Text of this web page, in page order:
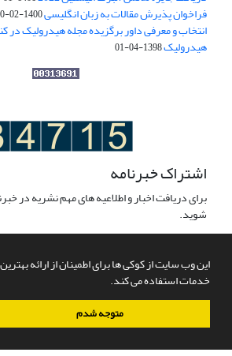
این وب سایت از کوکی ها برای اطمینان از ارائه بهترین
خدمات استفاده می کند.
متوجه شدم
فراخوان پذیرش مقالات به زبان انگلیسی1400-02-30
انتخاب و معرفی داور برگزیده مجله هیدرولیک در
هیدرولیک1398-04-01
اشتراک خبرنامه
برای دریافت اخبار و اطلاعیه های مهم نشریه در
شوید.
سامانه مدیریت نشریات علمی.طراحی و پیاده